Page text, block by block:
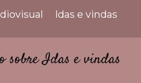
Idas e vindas
sobre Idas e vindas